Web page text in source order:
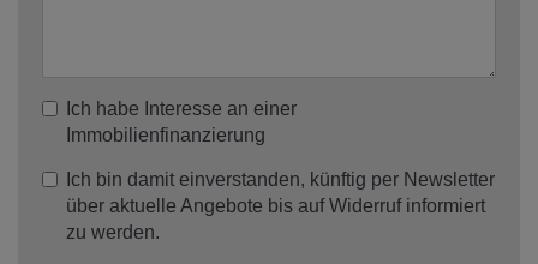
Ich habe Interesse an einer
Immobilienfinanzierung
Ich bin damit einverstanden, künftig per Newsletter
über aktuelle Angebote bis auf Widerruf informiert
zu werden.